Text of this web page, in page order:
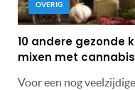
OVERIG
10 andere gezonde
mixen met cannabis
Voor een nog